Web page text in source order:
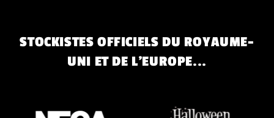
STOCKISTES OFFICIELS DU ROYAUME-
UNI ET DE L'EUROPE...